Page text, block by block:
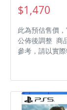
$1,470
此為預估售價
公佈後調整 商
參考，請以實際
台：
類型：模擬策
數： 1 人 作品